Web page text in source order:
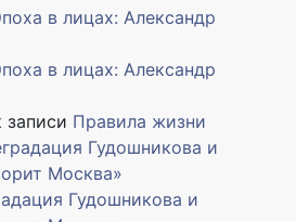
в лицах: Александр
в лицах: Александр
записи Правила жизни
Гудошникова и
Москва»
Гудошникова и